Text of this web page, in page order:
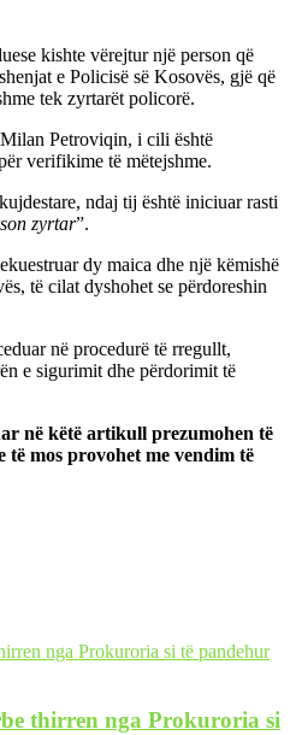
kishte vërejtur një person që
e Policisë së Kosovës, gjë që
tek zyrtarët policorë.
Petroviqin, i cili është
verifikime të mëtejshme.
ndaj tij është iniciuar rasti
zyrtar”.
dy maica dhe një këmishë
të cilat dyshohet se përdoreshin
në procedurë të rregullt,
e sigurimit dhe përdorimit të
në këtë artikull prezumohen të
të mos provohet me vendim të
thirren nga Prokuroria si